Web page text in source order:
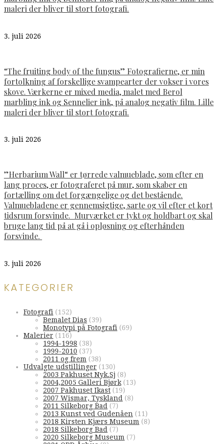
maleri der bliver til stort fotografi.
3. juli 2026
“The fruiting body of the fungus” Fotografierne, er min
fortolkning af forskellige svampearter der vokser i vores
skove. Værkerne er mixed media, malet med Berol
marbling ink og Sennelier ink, på analog negativ film. Lille
maleri der bliver til stort fotografi.
3. juli 2026
”Herbarium Wall“ er tørrede valmueblade, som efter en
lang proces, er fotograferet på mur, som skaber en
fortælling om det forgængelige og det bestående.
Valmuebladene er gennemsigtige, sarte og vil efter et kort
tidsrum forsvinde. Murværket er tykt og holdbart og skal
bruge lang tid på at gå i opløsning og efterhånden
forsvinde.
3. juli 2026
KATEGORIER
Fotografi (152)
Bemalet Dias (39)
Monotypi på Fotografi (69)
Malerier (116)
1994-1998 (38)
1999-2010 (37)
2011 og frem (38)
Udvalgte udstillinger (130)
2003 Pakhuset Nyk.Sj (8)
2004,2005 Galleri Bjørk (13)
2007 Pakhuset Ikast (19)
2007 Wismar, Tyskland (8)
2011 Silkeborg Bad (7)
2013 Kunst ved Gudenåen (11)
2018 Kirsten Kjærs Museum (8)
2018 Silkeborg Bad (7)
2020 Silkeborg Museum (7)